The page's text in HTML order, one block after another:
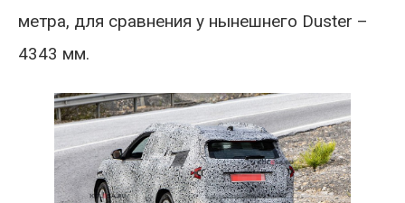
метра, для сравнения у нынешнего Duster –
4343 мм.